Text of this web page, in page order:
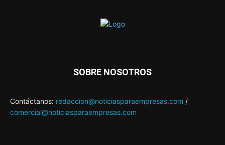
SOBRE NOSOTROS
Contáctanos: redaccion@noticiasparaempresas.com /
comercial@noticiasparaempresas.com